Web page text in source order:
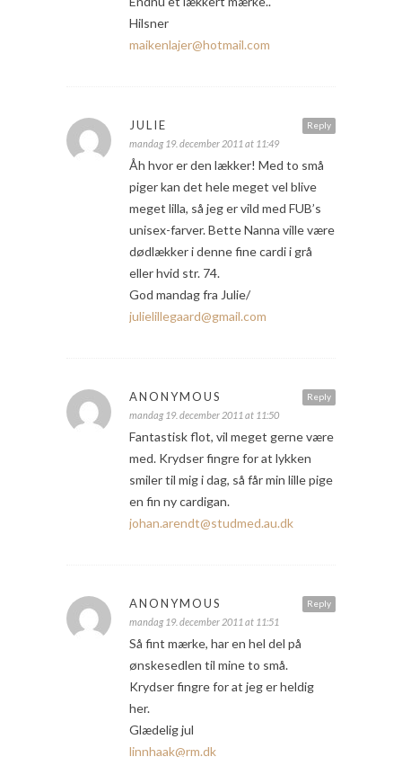
Hilsner
maikenlajer@hotmail.com
Reply
JULIE
mandag 19. december 2011 at 11:49
Åh hvor er den lækker! Med to små
piger kan det hele meget vel blive
meget lilla, så jeg er vild med FUB’s
unisex-farver. Bette Nanna ville være
dødlækker i denne fine cardi i grå
eller hvid str. 74.
God mandag fra Julie/
julielillegaard@gmail.com
Reply
ANONYMOUS
mandag 19. december 2011 at 11:50
Fantastisk flot, vil meget gerne være
med. Krydser fingre for at lykken
smiler til mig i dag, så får min lille pige
en fin ny cardigan.
johan.arendt@studmed.au.dk
Reply
ANONYMOUS
mandag 19. december 2011 at 11:51
Så fint mærke, har en hel del på
ønskesedlen til mine to små.
Krydser fingre for at jeg er heldig
her.
Glædelig jul
linnhaak@rm.dk